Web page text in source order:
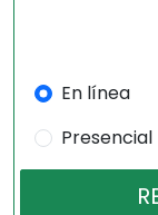
En línea
Presencial